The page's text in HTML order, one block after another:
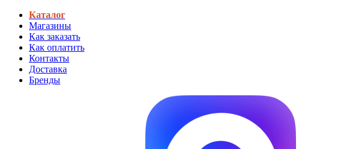
Каталог
Магазины
Как заказать
Как оплатить
Контакты
Доставка
Бренды